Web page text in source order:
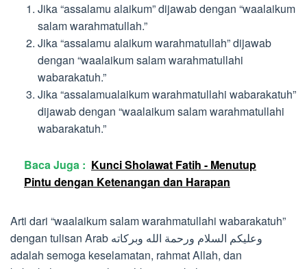
Jika “assalamu alaikum” dijawab dengan “waalaikum
salam warahmatullah.”
Jika “assalamu alaikum warahmatullah” dijawab
dengan “waalaikum salam warahmatullahi
wabarakatuh.”
Jika “assalamualaikum warahmatullahi wabarakatuh”
dijawab dengan “waalaikum salam warahmatullahi
wabarakatuh.”
Baca Juga : Kunci Sholawat Fatih - Menutup
Pintu dengan Ketenangan dan Harapan
Arti dari “waalaikum salam warahmatullahi wabarakatuh”
dengan tulisan Arab وعليكم السلام ورحمة الله وبركاته
adalah semoga keselamatan, rahmat Allah, dan